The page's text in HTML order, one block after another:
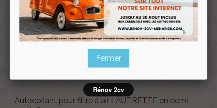
Profitez de prix remisés
avec la Carte clubRenov 2cv
Souscrire
Autocollant pour filtre à air LAUTRETTE en demi
Fermer
Rénov 2cv